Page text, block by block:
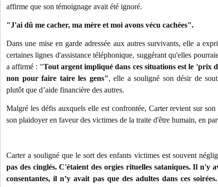
affirme que son témoignage avait été ignoré.
"J'ai dû me cacher, ma mère et moi avons vécu cachées".
Dans une mise en garde adressée aux autres survivants, elle a
certaines lignes d'assistance téléphonique, suggérant qu'elles
a affirmé : "Tout argent impliqué dans ces situations est le 'prix
non pour faire taire les gens", elle a souligné son désir de
plutôt que d’aide financière des autres.
Malgré les défis auxquels elle est confrontée, Carter revient sur son
son plaidoyer en faveur des victimes de la traite d'être humain, en
Carter a souligné que le sort des enfants victimes est souvent
pas des cinglés. C'étaient des orgies rituelles sataniques. Il n'y
consentantes, il n’y avait pas que des adultes dans ces